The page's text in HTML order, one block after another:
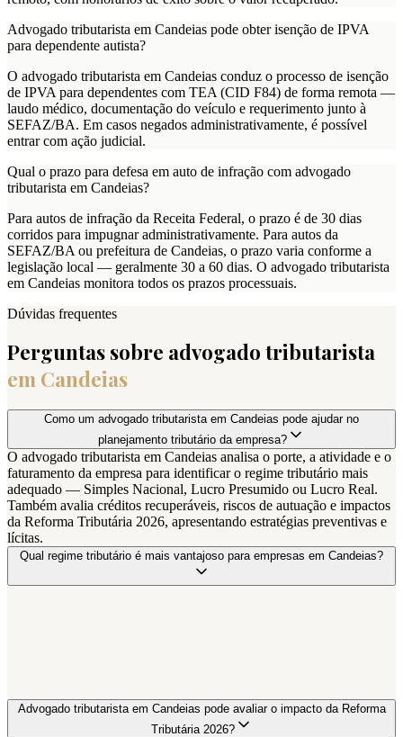
Advogado tributarista em Candeias pode obter isenção de IPVA
para dependente autista?
O advogado tributarista em Candeias conduz o processo de isenção
de IPVA para dependentes com TEA (CID F84) de forma remota —
laudo médico, documentação do veículo e requerimento junto à
SEFAZ/BA. Em casos negados administrativamente, é possível
entrar com ação judicial.
Qual o prazo para defesa em auto de infração com advogado
tributarista em Candeias?
Para autos de infração da Receita Federal, o prazo é de 30 dias
corridos para impugnar administrativamente. Para autos da
SEFAZ/BA ou prefeitura de Candeias, o prazo varia conforme a
legislação local — geralmente 30 a 60 dias. O advogado tributarista
em Candeias monitora todos os prazos processuais.
Dúvidas frequentes
Perguntas sobre advogado tributarista
em Candeias
Como um advogado tributarista em Candeias pode ajudar no
planejamento tributário da empresa?
O advogado tributarista em Candeias analisa o porte, a atividade e o
faturamento da empresa para identificar o regime tributário mais
adequado — Simples Nacional, Lucro Presumido ou Lucro Real.
Também avalia créditos recuperáveis, riscos de autuação e impactos
da Reforma Tributária 2026, apresentando estratégias preventivas e
lícitas.
Qual regime tributário é mais vantajoso para empresas em Candeias?
Advogado tributarista em Candeias pode avaliar o impacto da Reforma
Tributária 2026?